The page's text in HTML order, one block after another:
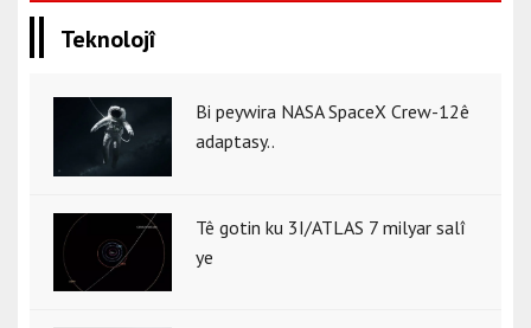
Teknolojî
Bi peywira NASA SpaceX Crew-12ê
adaptasy..
Tê gotin ku 3I/ATLAS 7 milyar salî
ye